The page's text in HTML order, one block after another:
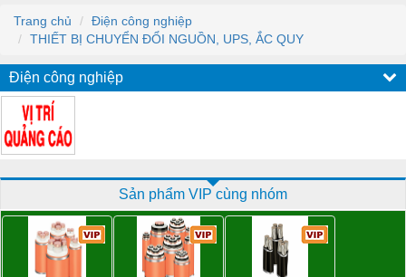
Trang chủ
Điện công nghiệp
THIẾT BỊ CHUYỂN ĐỔI NGUỒN, UPS, ẮC QUY
Điện công nghiệp
Sản phẩm VIP cùng nhóm